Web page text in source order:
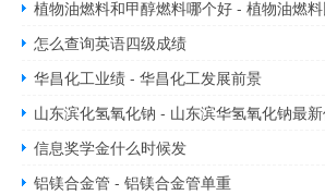
植物油燃料和甲醇燃料哪个好 - 植物油燃
怎么查询英语四级成绩
华昌化工业绩 - 华昌化工发展前景
山东滨化氢氧化钠 - 山东滨华氢氧化钠最
信息奖学金什么时候发
铝镁合金管 - 铝镁合金管单重